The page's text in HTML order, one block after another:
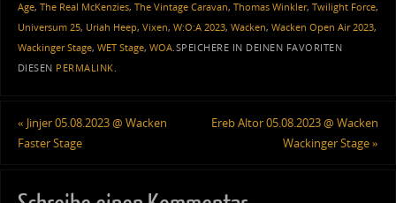
Age, The Real McKenzies, The Vintage Caravan, Thomas Winkler, Twilight Force,
Universum 25, Uriah Heep, Vixen, W:O:A 2023, Wacken, Wacken Open Air 2023,
Wackinger Stage, WET Stage, WOA.SPEICHERE IN DEINEN FAVORITEN
DIESEN PERMALINK.
« Jinjer 05.08.2023 @ Wacken
Faster Stage
Ereb Altor 05.08.2023 @ Wacken
Wackinger Stage»